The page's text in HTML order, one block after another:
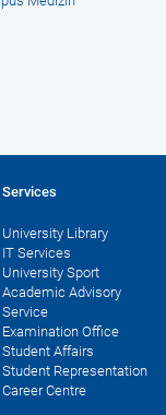
Services
University Library
IT Services
University Sport
Academic Advisory
Service
Examination Office
Student Affairs
Student Representation
Career Centre